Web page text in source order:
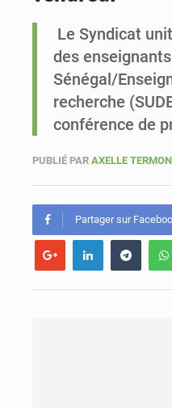
Le Syndicat
des
Sénégal/
recherche
conférence de
PUBLIÉ PAR AXELLE TERMON
Partager sur